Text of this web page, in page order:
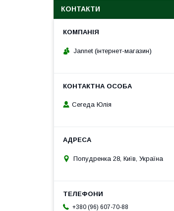
КОНТАКТИ
Jannet (інтернет-магазин)
Сегеда Юлія
Попудренка 28, Київ, Україна
+380 (96) 607-70-88